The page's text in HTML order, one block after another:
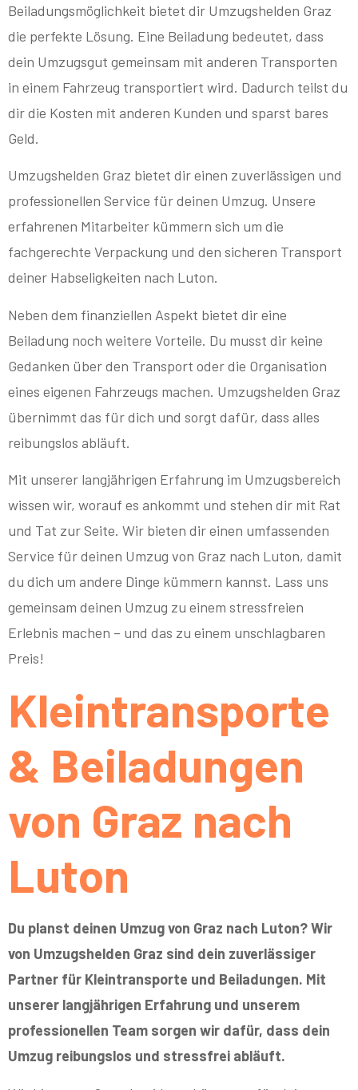
Beiladungsmöglichkeit bietet dir Umzugshelden Graz
die perfekte Lösung. Eine Beiladung bedeutet, dass
dein Umzugsgut gemeinsam mit anderen Transporten
in einem Fahrzeug transportiert wird. Dadurch teilst du
dir die Kosten mit anderen Kunden und sparst bares
Geld.
Umzugshelden Graz bietet dir einen zuverlässigen und
professionellen Service für deinen Umzug. Unsere
erfahrenen Mitarbeiter kümmern sich um die
fachgerechte Verpackung und den sicheren Transport
deiner Habseligkeiten nach Luton.
Neben dem finanziellen Aspekt bietet dir eine
Beiladung noch weitere Vorteile. Du musst dir keine
Gedanken über den Transport oder die Organisation
eines eigenen Fahrzeugs machen. Umzugshelden Graz
übernimmt das für dich und sorgt dafür, dass alles
reibungslos abläuft.
Mit unserer langjährigen Erfahrung im Umzugsbereich
wissen wir, worauf es ankommt und stehen dir mit Rat
und Tat zur Seite. Wir bieten dir einen umfassenden
Service für deinen Umzug von Graz nach Luton, damit
du dich um andere Dinge kümmern kannst. Lass uns
gemeinsam deinen Umzug zu einem stressfreien
Erlebnis machen – und das zu einem unschlagbaren
Preis!
Kleintransporte
& Beiladungen
von Graz nach
Luton
Du planst deinen Umzug von Graz nach Luton? Wir
von Umzugshelden Graz sind dein zuverlässiger
Partner für Kleintransporte und Beiladungen. Mit
unserer langjährigen Erfahrung und unserem
professionellen Team sorgen wir dafür, dass dein
Umzug reibungslos und stressfrei abläuft.